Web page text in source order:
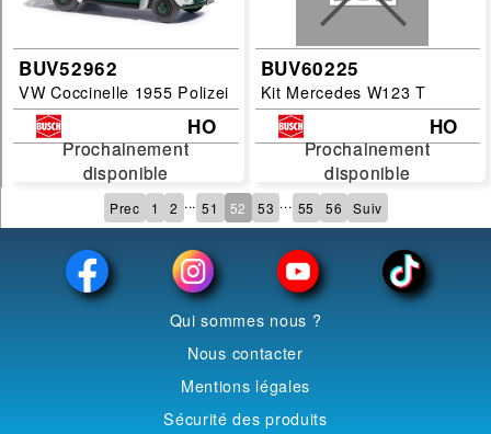
BUV52962
VW Coccinelle 1955 Polizei
HO
Prochainement
disponible
Prochainement
disponible
BUV60225
Kit Mercedes W123 T
HO
Prochainement
disponible
Prochainement
disponible
Prec 1 2 ... 51 52 53 ... 55 56 Suiv
Qui sommes nous ?
Nous contacter
Mentions légales
Sécurité des produits